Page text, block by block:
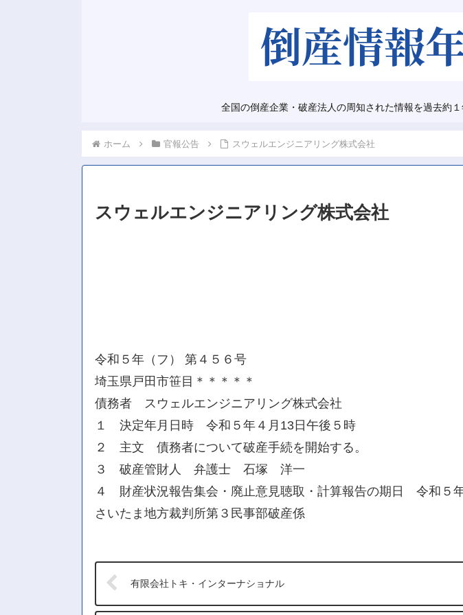
全国の倒産企業・破産法人の周知された情報を過去約
ホーム 官報公告 スウェルエンジニアリング株式会社
スウェルエンジニアリング株式会社
令和５年（フ） 第４５６号
埼玉県戸田市笹目＊＊＊＊＊
債務者 スウェルエンジニアリング株式会社
１ 決定年月日時 令和５年４月13日午後５時
２ 主文 債務者について破産手続を開始する。
３ 破産管財人 弁護士 石塚 洋一
４ 財産状況報告集会・廃止意見聴取・計算報告の期日 令和５
さいたま地方裁判所第３民事部破産係
有限会社トキ・インターナショナル